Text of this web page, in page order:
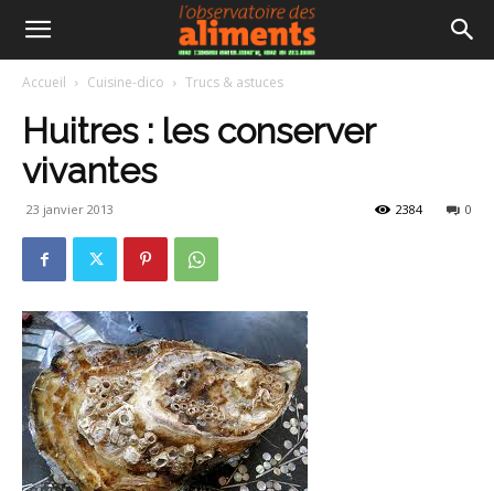
Accueil Cuisine-dico Trucs & astuces
Huitres : les conserver
vivantes
23 janvier 2013 0
2384